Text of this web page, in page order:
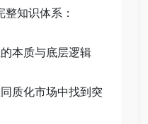
整知识体系：
本质与底层逻辑
质化市场中找到突